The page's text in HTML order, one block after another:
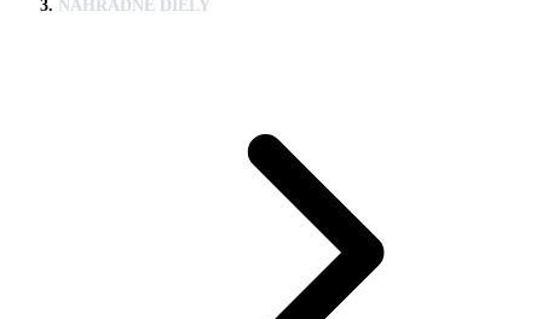
NÁHRADNÉ DIELY